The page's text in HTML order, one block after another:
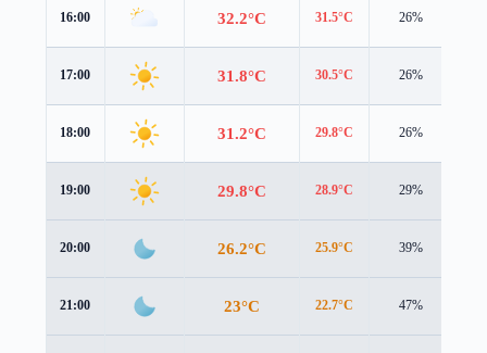
16:00 32.2°C 31.5°C 26%
17:00 31.8°C 30.5°C 26%
18:00 31.2°C 29.8°C 26%
19:00 29.8°C 28.9°C 29%
20:00 26.2°C 25.9°C 39%
21:00 23°C 22.7°C 47%